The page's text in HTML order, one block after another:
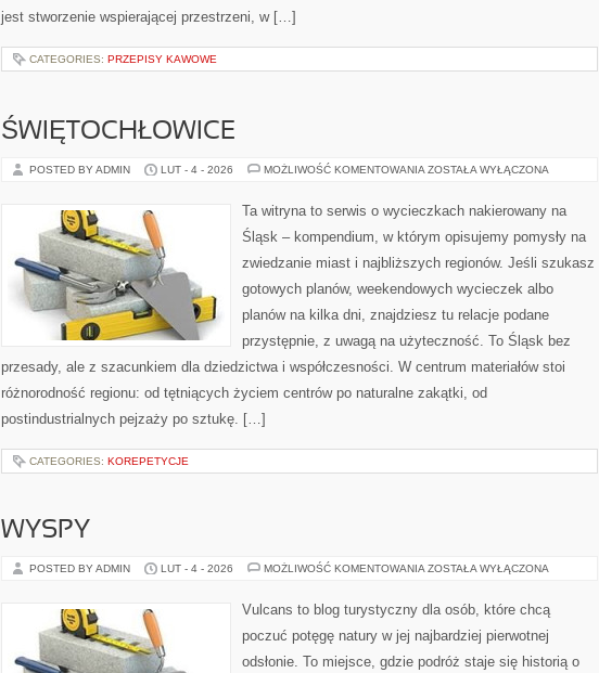
jest stworzenie wspierającej przestrzeni, w […]
CATEGORIES: PRZEPISY KAWOWE
ŚWIĘTOCHŁOWICE
POSTED BY ADMIN LUT - 4 - 2026 MOŻLIWOŚĆ KOMENTOWANIA ŚWIĘTOCHŁOWICE
ZOSTAŁA WYŁĄCZONA
Ta witryna to serwis o wycieczkach nakierowany na
Śląsk – kompendium, w którym opisujemy pomysły na
zwiedzanie miast i najbliższych regionów. Jeśli szukasz
gotowych planów, weekendowych wycieczek albo
planów na kilka dni, znajdziesz tu relacje podane
przystępnie, z uwagą na użyteczność. To Śląsk bez
przesady, ale z szacunkiem dla dziedzictwa i współczesności. W centrum materiałów stoi
różnorodność regionu: od tętniących życiem centrów po naturalne zakątki, od
postindustrialnych pejzaży po sztukę. […]
CATEGORIES: KOREPETYCJE
WYSPY
POSTED BY ADMIN LUT - 4 - 2026 MOŻLIWOŚĆ KOMENTOWANIA WYSPY
ZOSTAŁA WYŁĄCZONA
Vulcans to blog turystyczny dla osób, które chcą
poczuć potęgę natury w jej najbardziej pierwotnej
odsłonie. To miejsce, gdzie podróż staje się historią o